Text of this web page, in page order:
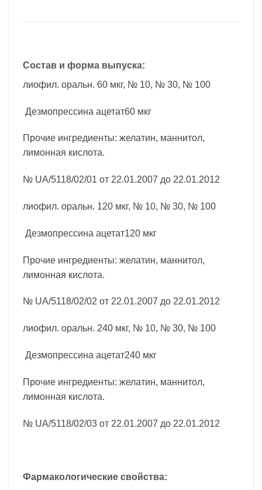
Состав и форма выпуска:
лиофил. оральн. 60 мкг, № 10, № 30, № 100
Дезмопрессина ацетат60 мкг
Прочие ингредиенты: желатин, маннитол,
лимонная кислота.
№ UA/5118/02/01 от 22.01.2007 до 22.01.2012
лиофил. оральн. 120 мкг, № 10, № 30, № 100
Дезмопрессина ацетат120 мкг
Прочие ингредиенты: желатин, маннитол,
лимонная кислота.
№ UA/5118/02/02 от 22.01.2007 до 22.01.2012
лиофил. оральн. 240 мкг, № 10, № 30, № 100
Дезмопрессина ацетат240 мкг
Прочие ингредиенты: желатин, маннитол,
лимонная кислота.
№ UA/5118/02/03 от 22.01.2007 до 22.01.2012
Фармакологические свойства: